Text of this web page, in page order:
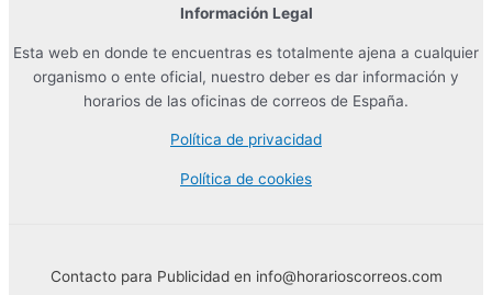
Información Legal
Esta web en donde te encuentras es totalmente ajena a cualquier
organismo o ente oficial, nuestro deber es dar información y
horarios de las oficinas de correos de España.
Política de privacidad
Política de cookies
Contacto para Publicidad en info@horarioscorreos.com